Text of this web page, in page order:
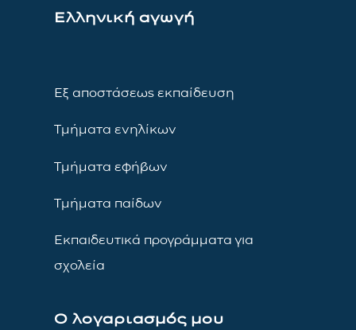
Ελληνική αγωγή
Εξ αποστάσεως εκπαίδευση
Τμήματα ενηλίκων
Τμήματα εφήβων
Τμήματα παίδων
Εκπαιδευτικά προγράμματα για
σχολεία
Ο λογαριασμός μου